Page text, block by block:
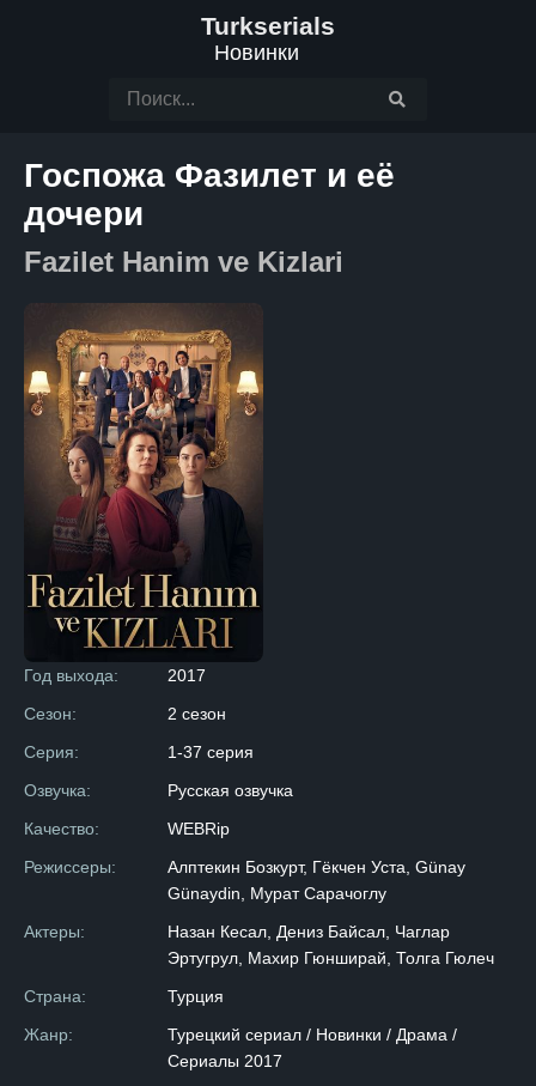
Turkserials
Новинки
Госпожа Фазилет и её
дочери
Fazilet Hanim ve Kizlari
Год выхода:
2017
Сезон:
2 сезон
Серия:
1-37 серия
Озвучка:
Русская озвучка
Качество:
WEBRip
Режиссеры:
Алптекин Бозкурт, Гёкчен Уста, Günay
Günaydin, Мурат Сарачоглу
Актеры:
Назан Кесал, Дениз Байсал, Чаглар
Эртугрул, Махир Гюнширай, Толга Гюлеч
Страна:
Турция
Жанр:
Турецкий сериал / Новинки / Драма /
Сериалы 2017